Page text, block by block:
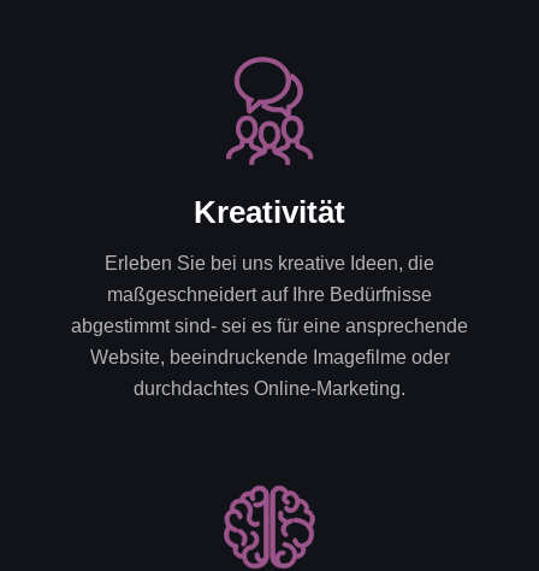
Kreativität
Erleben Sie bei uns kreative Ideen, die
maßgeschneidert auf Ihre Bedürfnisse
abgestimmt sind- sei es für eine ansprechende
Website, beeindruckende Imagefilme oder
durchdachtes Online-Marketing.